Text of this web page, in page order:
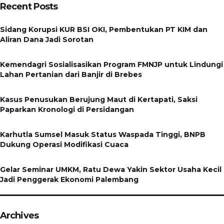
Recent Posts
Sidang Korupsi KUR BSI OKI, Pembentukan PT KIM dan
Aliran Dana Jadi Sorotan
Kemendagri Sosialisasikan Program FMNJP untuk Lindungi
Lahan Pertanian dari Banjir di Brebes
Kasus Penusukan Berujung Maut di Kertapati, Saksi
Paparkan Kronologi di Persidangan
Karhutla Sumsel Masuk Status Waspada Tinggi, BNPB
Dukung Operasi Modifikasi Cuaca
Gelar Seminar UMKM, Ratu Dewa Yakin Sektor Usaha Kecil
Jadi Penggerak Ekonomi Palembang
Archives